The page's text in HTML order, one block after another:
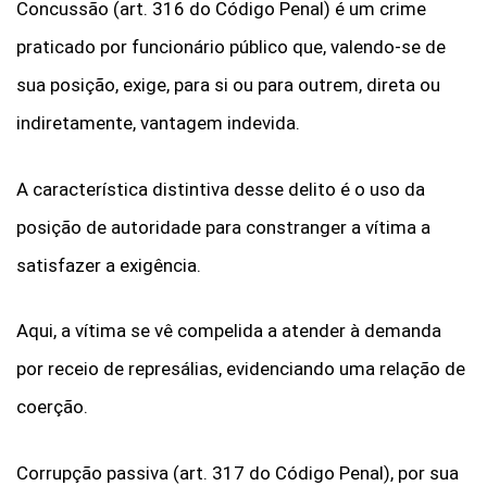
Concussão (art. 316 do Código Penal) é um crime
praticado por funcionário público que, valendo-se de
sua posição, exige, para si ou para outrem, direta ou
indiretamente, vantagem indevida.
A característica distintiva desse delito é o uso da
posição de autoridade para constranger a vítima a
satisfazer a exigência.
Aqui, a vítima se vê compelida a atender à demanda
por receio de represálias, evidenciando uma relação de
coerção.
Corrupção passiva (art. 317 do Código Penal), por sua